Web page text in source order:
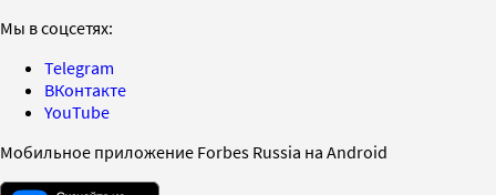
Мы в соцсетях:
Telegram
ВКонтакте
YouTube
Мобильное приложение Forbes Russia на Android